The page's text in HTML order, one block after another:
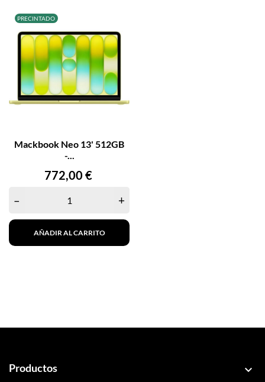
PRECINTADO
Mackbook Neo 13' 512GB
-...
Precio
772,00 €
– +
AÑADIR AL CARRITO
Productos 